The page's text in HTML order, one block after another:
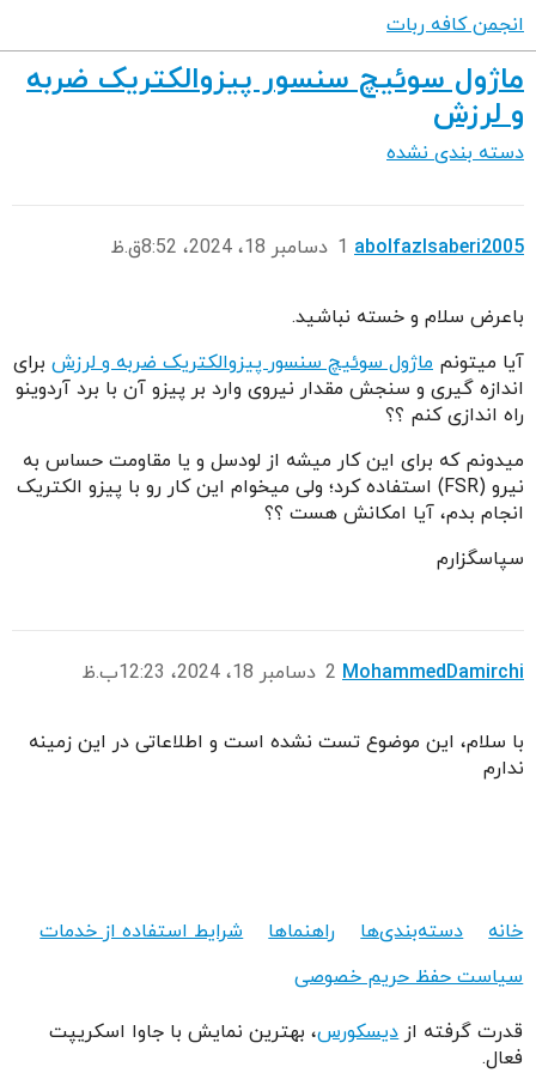
انجمن کافه ربات
ماژول سوئیچ سنسور پیزوالکتریک ضربه
و لرزش
دسته بندی نشده
abolfazlsaberi2005 دسامبر 18، 2024، 8:52ق.ظ 1
باعرض سلام و خسته نباشید.
آیا میتونم ماژول سوئیچ سنسور پیزوالکتریک ضربه و لرزش برای
اندازه گیری و سنجش مقدار نیروی وارد بر پیزو آن با برد آردوینو
راه اندازی کنم ؟؟
میدونم که برای این کار میشه از لودسل و یا مقاومت حساس به
نیرو (FSR) استفاده کرد؛ ولی میخوام این کار رو با پیزو الکتریک
انجام بدم، آیا امکانش هست ؟؟
سپاسگزارم
MohammedDamirchi دسامبر 18، 2024، 12:23ب.ظ 2
با سلام، این موضوع تست نشده است و اطلاعاتی در این زمینه
ندارم
خانه دسته‌‌بندی‌ها راهنماها
شرایط استفاده از خدمات
سیاست حفظ حریم خصوصی
قدرت گرفته ازدیسکورس، بهترین نمایش با جاوا اسکریپت
فعال.